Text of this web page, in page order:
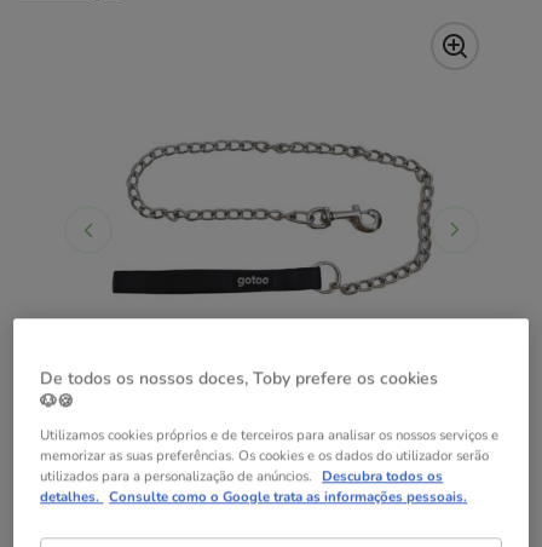
Medidas:100 cm
De todos os nossos doces, Toby prefere os cookies
🐶🍪
Utilizamos cookies próprios e de terceiros para analisar os nossos serviços e
memorizar as suas preferências. Os cookies e os dados do utilizador serão
utilizados para a personalização de anúncios. Descubra todos os
detalhes. Consulte como o Google trata as informações pessoais.